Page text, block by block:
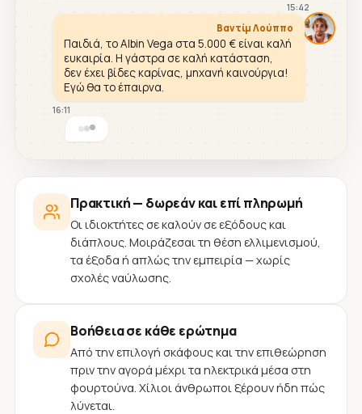
15:42
Βαντίμ Λούππο
Παιδιά, το Albin Vega στα 5.000 € είναι καλή
ευκαιρία. Η γάστρα σε καλή κατάσταση,
δεν έχει βίδες καρίνας, μηχανή καινούργια!
Εγώ θα το έπαιρνα.
16:11
Πρακτική — δωρεάν και επί πληρωμή
Οι ιδιοκτήτες σε καλούν σε εξόδους και
διάπλους. Μοιράζεσαι τη θέση ελλιμενισμού,
τα έξοδα ή απλώς την εμπειρία — χωρίς
σχολές ναύλωσης.
Βοήθεια σε κάθε ερώτημα
Από την επιλογή σκάφους και την επιθεώρηση
πριν την αγορά μέχρι τα ηλεκτρικά μέσα στη
φουρτούνα. Χίλιοι άνθρωποι ξέρουν ήδη πώς
λύνεται.